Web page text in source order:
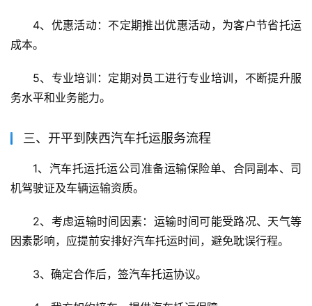
4、优惠活动：不定期推出优惠活动，为客户节省托运
成本。
5、专业培训：定期对员工进行专业培训，不断提升服
务水平和业务能力。
三、开平到陕西汽车托运服务流程
1、汽车托运托运公司准备运输保险单、合同副本、司
机驾驶证及车辆运输资质。
2、考虑运输时间因素：运输时间可能受路况、天气等
因素影响，应提前安排好汽车托运时间，避免耽误行程。
3、确定合作后，签汽车托运协议。